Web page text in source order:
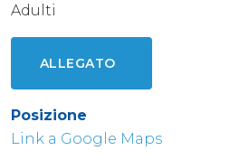
Adulti
ALLEGATO
Posizione
Link a Google Maps